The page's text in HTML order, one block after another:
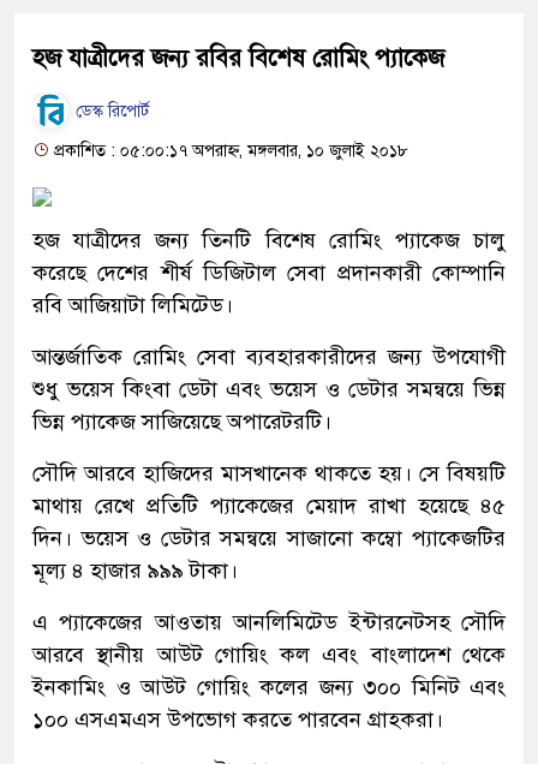
হজ যাত্রীদের জন্য রবির বিশেষ রোমিং প্যাকেজ
ডেস্ক রিপোর্ট
প্রকাশিত : ০৫:০০:১৭ অপরাহ্ন, মঙ্গলবার, ১০ জুলাই ২০১৮
হজ যাত্রীদের জন্য তিনটি বিশেষ রোমিং প্যাকেজ চালু
করেছে দেশের শীর্ষ ডিজিটাল সেবা প্রদানকারী কোম্পানি
রবি আজিয়াটা লিমিটেড।
আন্তর্জাতিক রোমিং সেবা ব্যবহারকারীদের জন্য উপযোগী
শুধু ভয়েস কিংবা ডেটা এবং ভয়েস ও ডেটার সমন্বয়ে ভিন্ন
ভিন্ন প্যাকেজ সাজিয়েছে অপারেটরটি।
সৌদি আরবে হাজিদের মাসখানেক থাকতে হয়। সে বিষয়টি
মাথায় রেখে প্রতিটি প্যাকেজের মেয়াদ রাখা হয়েছে ৪৫
দিন। ভয়েস ও ডেটার সমন্বয়ে সাজানো কম্বো প্যাকেজটির
মূল্য ৪ হাজার ৯৯৯ টাকা।
এ প্যাকেজের আওতায় আনলিমিটেড ইন্টারনেটসহ সৌদি
আরবে স্থানীয় আউট গোয়িং কল এবং বাংলাদেশ থেকে
ইনকামিং ও আউট গোয়িং কলের জন্য ৩০০ মিনিট এবং
১০০ এসএমএস উপভোগ করতে পারবেন গ্রাহকরা।